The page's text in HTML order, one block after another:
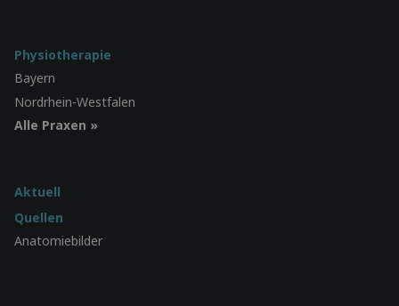
Physiotherapie
Bayern
Nordrhein-Westfalen
Alle Praxen »
Aktuell
Quellen
Anatomiebilder